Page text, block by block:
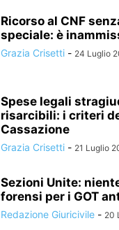
Ricorso al CNF
speciale: è
Grazia Crisetti - 24 Luglio
Spese legali
risarcibili: i criteri
Cassazione
Grazia Crisetti - 21 Luglio
Sezioni Unite:
forensi per i GOT
Redazione Giuricivile - 20